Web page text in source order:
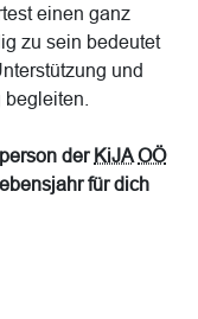
einen ganz
zu sein bedeutet
und
der KiJA OÖ
für dich